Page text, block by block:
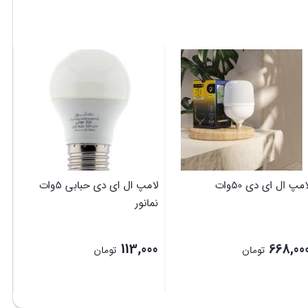
ال ای دی 50وات
تومان
لامپ ال ای دی حبابی 5وات
نمانور
113,000 تومان